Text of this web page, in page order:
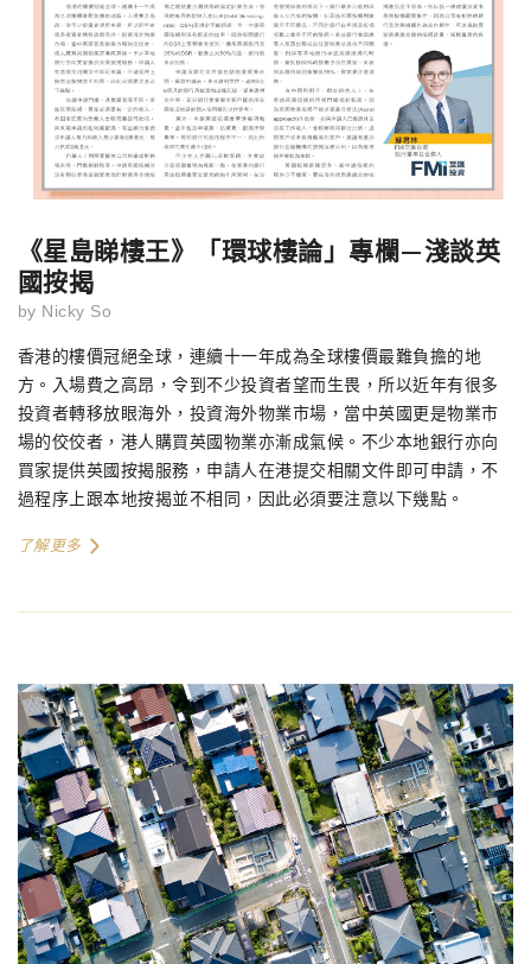
《星島睇樓王》「環球樓論」專欄—淺談英
國按揭
by Nicky So
香港的樓價冠絕全球，連續十一年成為全球樓價最難負擔的地
方。入場費之高昂，令到不少投資者望而生畏，所以近年有很多
投資者轉移放眼海外，投資海外物業市場，當中英國更是物業市
場的佼佼者，港人購買英國物業亦漸成氣候。不少本地銀行亦向
買家提供英國按揭服務，申請人在港提交相關文件即可申請，不
過程序上跟本地按揭並不相同，因此必須要注意以下幾點。
了解更多